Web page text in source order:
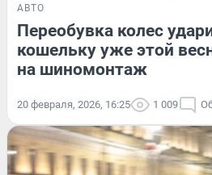
АВТО
Переобувка колес
кошельку уже этой
на шиномонтаж
20 февраля, 2026, 16:25 1 009